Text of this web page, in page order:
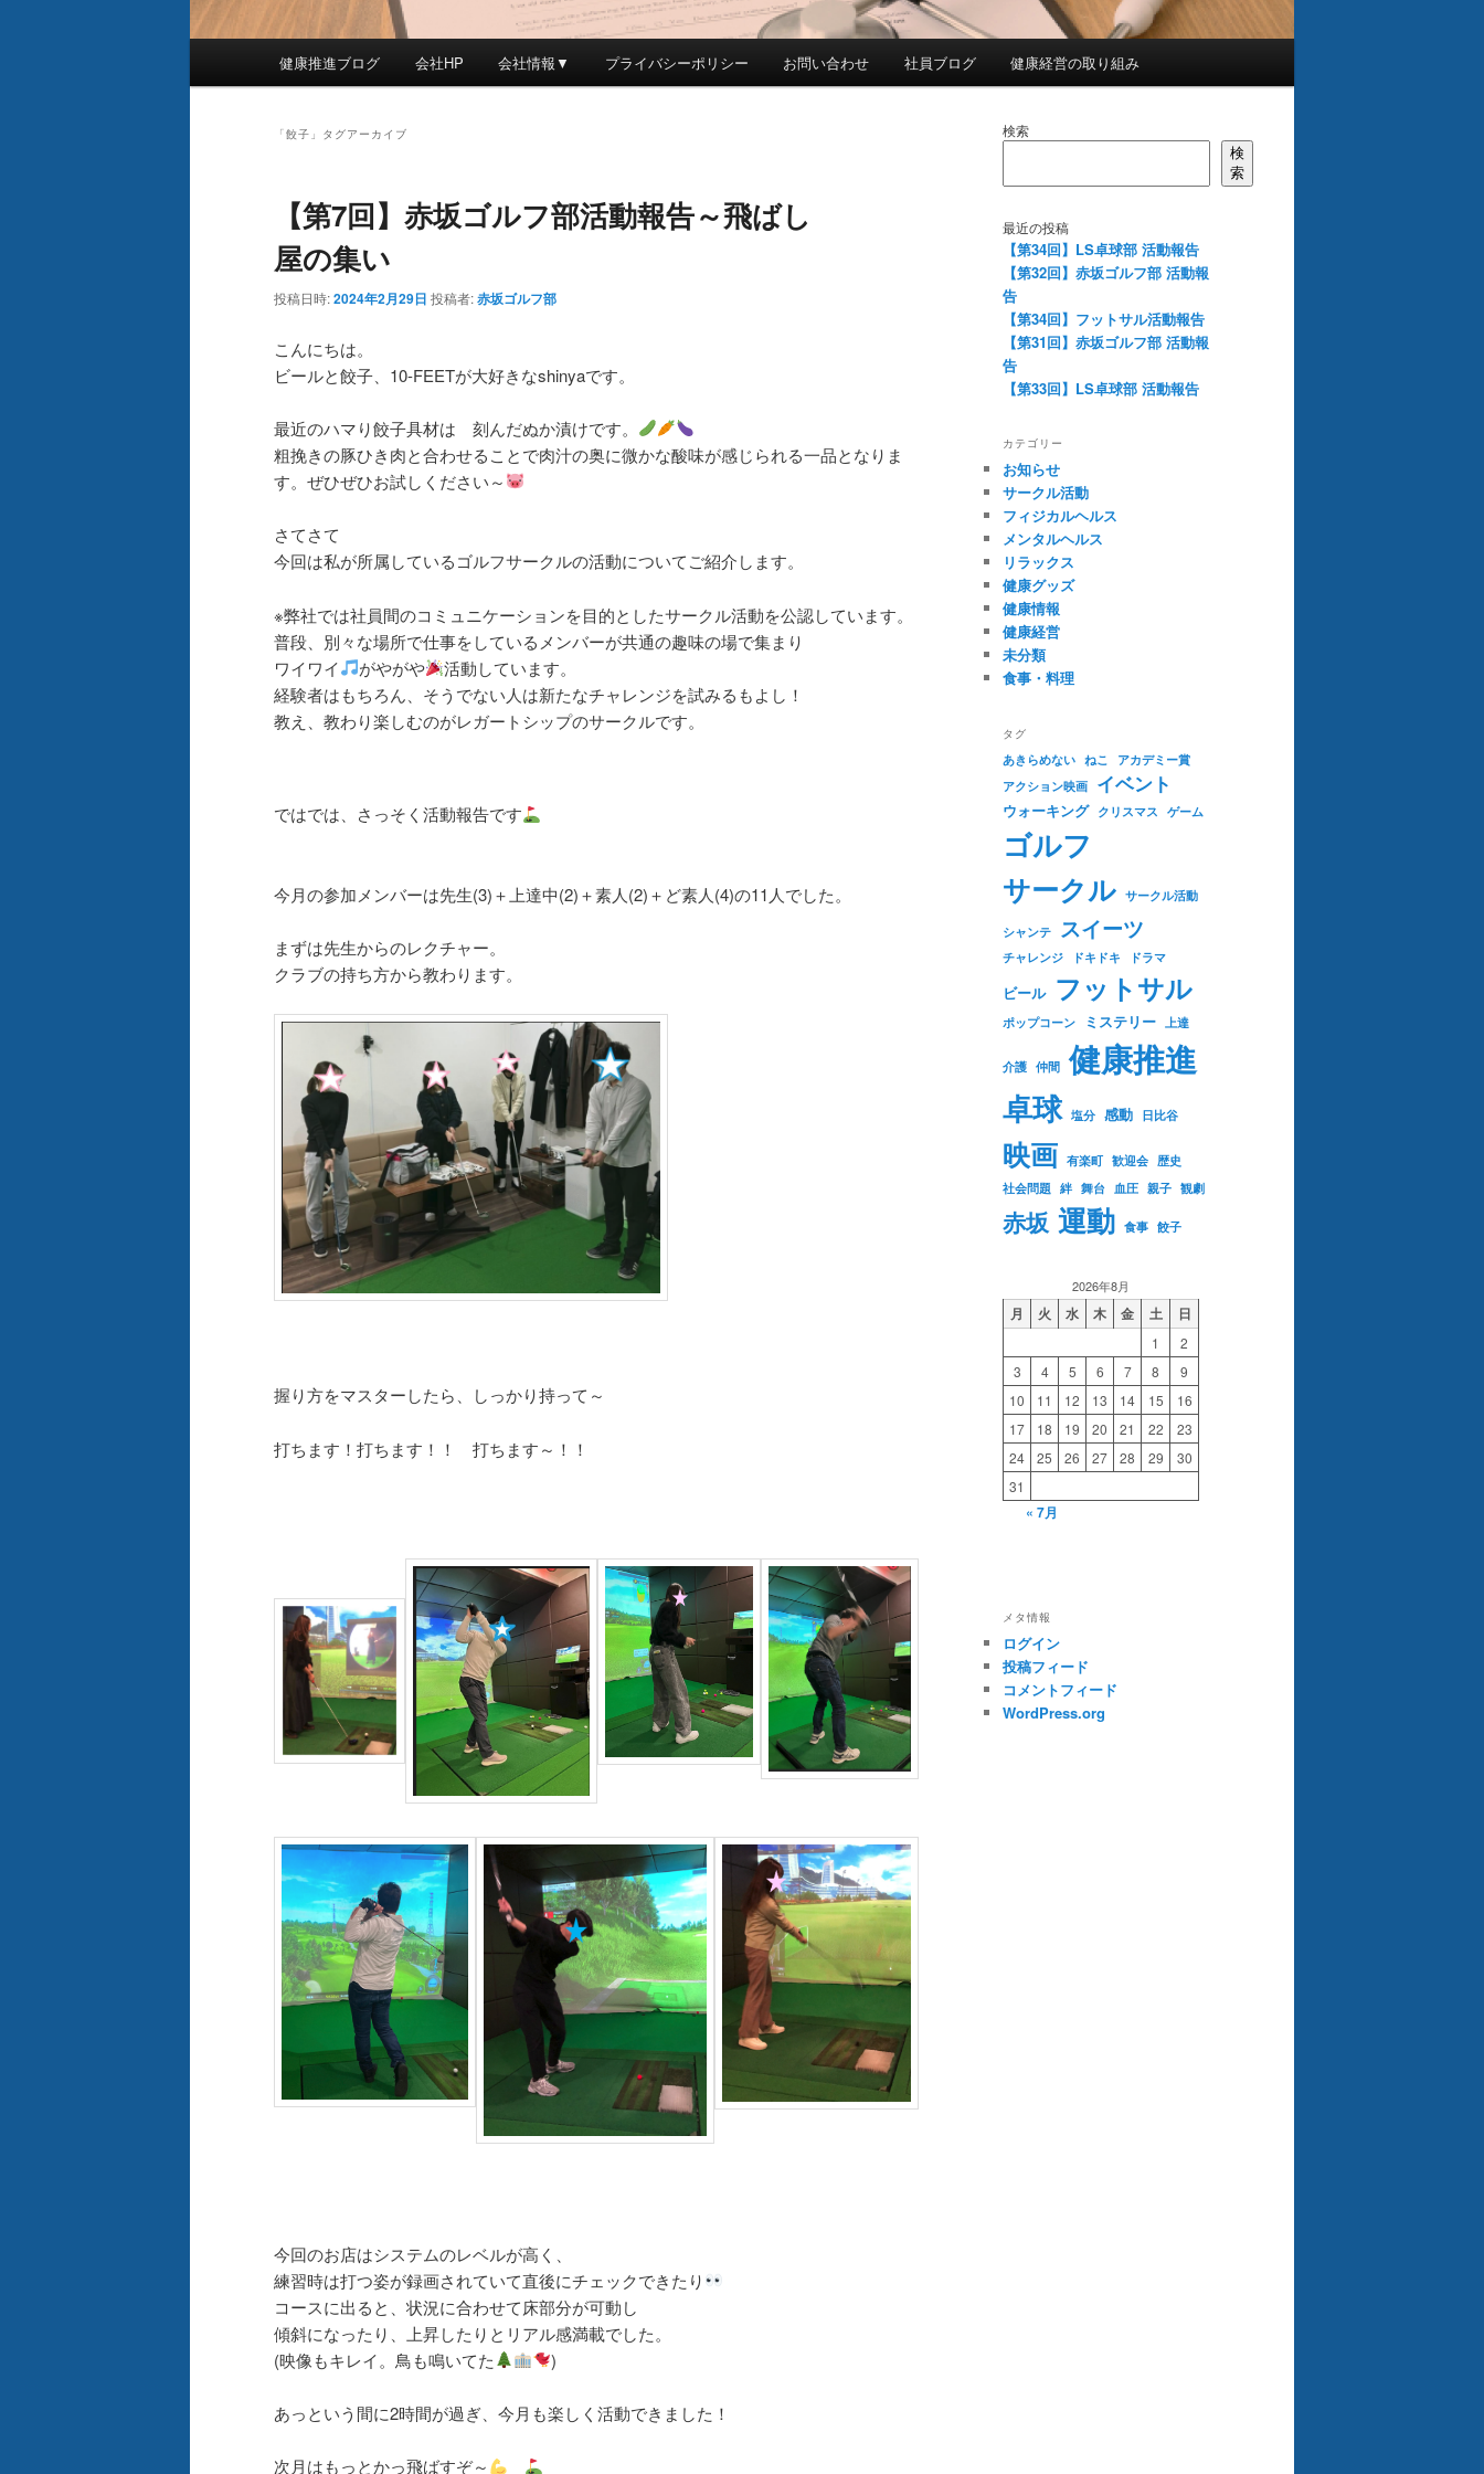
健康推進ブログ 会社HP 会社情報▼ プライバシーポリシー お問い合わせ 社員ブログ 健康経営の取り組み
「餃子 」タグアーカイブ
【第7回】赤坂ゴルフ部活動報告～飛ばし
屋の集い
投稿日時:2024年2月29日 投稿者:赤坂ゴルフ部
こんにちは。
ビールと餃子、10-FEETが大好きなshinyaです。
最近のハマり餃子具材は 刻んだぬか漬けです。
粗挽きの豚ひき肉と合わせることで肉汁の奥に微かな酸味が感じられる一品となりま
す。ぜひぜひお試しください～
さてさて
今回は私が所属しているゴルフサークルの活動についてご紹介します。
※弊社では社員間のコミュニケーションを目的としたサークル活動を公認しています。
普段、別々な場所で仕事をしているメンバーが共通の趣味の場で集まり
ワイワイ
がやがや
活動しています。
経験者はもちろん、そうでない人は新たなチャレンジを試みるもよし！
教え、教わり楽しむのがレガートシップのサークルです。
ではでは、さっそく活動報告です
今月の参加メンバーは先生(3)＋上達中(2)＋素人(2)＋ど素人(4)の11人でした。
まずは先生からのレクチャー。
クラブの持ち方から教わります。
握り方をマスターしたら、しっかり持って～
打ちます！打ちます！！ 打ちます～！！
今回のお店はシステムのレベルが高く、
練習時は打つ姿が録画されていて直後にチェックできたり
コースに出ると、状況に合わせて床部分が可動し
傾斜になったり、上昇したりとリアル感満載でした。
(映像もキレイ。鳥も鳴いてた
)
あっという間に2時間が過ぎ、今月も楽しく活動できました！
次月はもっとかっ飛ばすぞ～
検索
検
索
最近の投稿
【第34回】LS卓球部 活動報告
【第32回】赤坂ゴルフ部 活動報
告
【第34回】フットサル活動報告
【第31回】赤坂ゴルフ部 活動報
告
【第33回】LS卓球部 活動報告
カテゴリー
お知らせ
サークル活動
フィジカルヘルス
メンタルヘルス
リラックス
健康グッズ
健康情報
健康経営
未分類
食事・料理
タグ
あきらめない ねこ
アカデミー賞
アクション映画 イベント
ウォーキング クリスマス ゲーム
ゴルフ
サークル サークル活動
シャンテ スイーツ
チャレンジ ドキドキ ドラマ
ビール フットサル
ポップコーン ミステリー 上達
介護 仲間 健康推進
卓球 塩分 感動 日比谷
映画 有楽町 歓迎会 歴史
社会問題 絆 舞台 血圧 親子 観劇
赤坂 運動 食事 餃子
2026年8月
月 火 水 木 金 土 日
1
2
3
4 5 6 7 8
9
10
11 12 13 14 15
16
17
18 19 20 21 22
23
24
25 26 27 28 29
30
31
« 7月
メタ情報
ログイン
投稿フィード
コメントフィード
WordPress.org